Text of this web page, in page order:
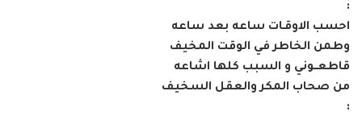
:
احسب الاوقـات ساعه بعد ساعه
وطمن الخاطر في الوقت المخيف
قاطعــوني و السبب كلها اشاعه
من صحاب المكر والعقل السخيف
: